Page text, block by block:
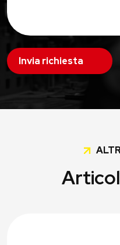
Invia richiesta